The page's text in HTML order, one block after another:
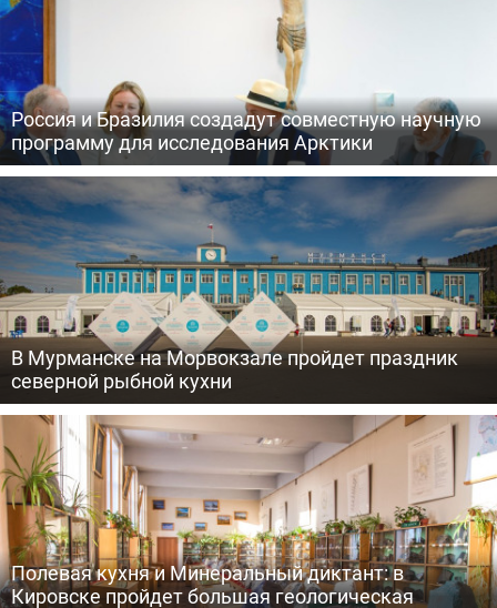
Россия и Бразилия создадут совместную научную
программу для исследования Арктики
В Мурманске на Морвокзале пройдет праздник
северной рыбной кухни
Полевая кухня и Минеральный диктант: в
Кировске пройдет большая геологическая